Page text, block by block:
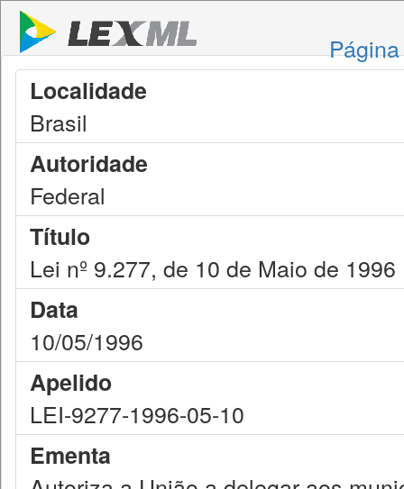
Localidade
Brasil
Autoridade
Federal
Título
Lei nº 9.277, de 10 de Maio de 1996
Data
10/05/1996
Apelido
LEI-9277-1996-05-10
Ementa